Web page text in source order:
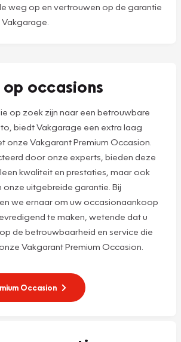
weg op en vertrouwen op de garantie
occasions
op zoek zijn naar een betrouwbare
biedt Vakgarage een extra laag
onze Vakgarant Premium Occasion.
door onze experts, bieden deze
kwaliteit en prestaties, maar ook
onze uitgebreide garantie. Bij
we ernaar om uw occasionaankoop
te maken, wetende dat u
de betrouwbaarheid en service die
Vakgarant Premium Occasion.
Occasion